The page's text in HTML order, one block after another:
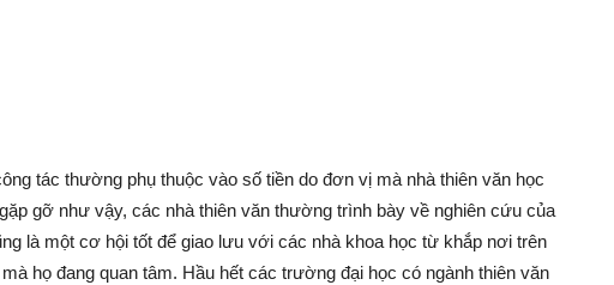
tác thường phụ thuộc vào số tiền do đơn vị mà nhà thiên văn học
gỡ như vậy, các nhà thiên văn thường trình bày về nghiên cứu của
là một cơ hội tốt để giao lưu với các nhà khoa học từ khắp nơi trên
họ đang quan tâm. Hầu hết các trường đại học có ngành thiên văn